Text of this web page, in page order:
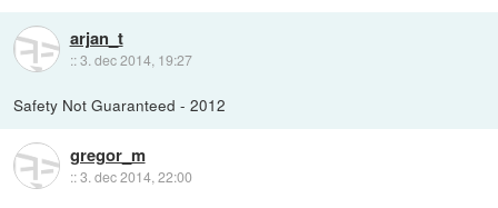
arjan_t
::3. dec 2014, 19:27
Safety Not Guaranteed - 2012
gregor_m
::3. dec 2014, 22:00